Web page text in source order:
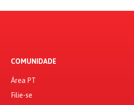
COMUNIDADE
Área PT
Filie-se